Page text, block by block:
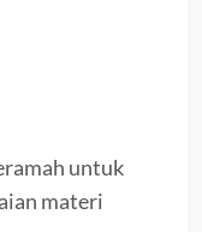
untuk
materi